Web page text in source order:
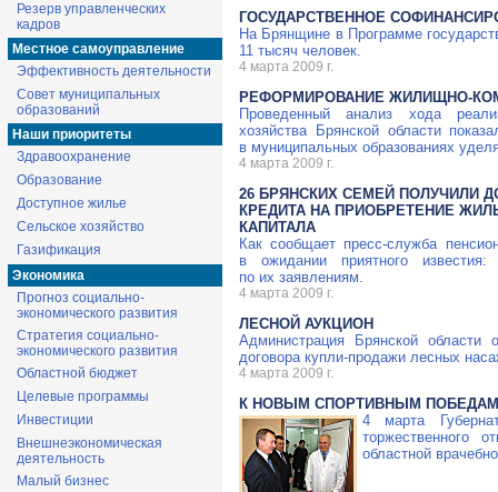
Резерв управленческих
кадров
Местное самоуправление
Эффективность деятельности
Совет муниципальных
образований
Наши приоритеты
Здравоохранение
Образование
Доступное жилье
Сельское хозяйство
Газификация
Экономика
Прогноз социально-
экономического развития
Стратегия социально-
экономического развития
Областной бюджет
Целевые программы
Инвестиции
Внешнеэкономическая
деятельность
Малый бизнес
ГОСУДАРСТВЕННОЕ
На Брянщине в Программе
11 тысяч человек.
4 марта 2009 г.
РЕФОРМИРОВАНИЕ ЖИЛИЩНО-
Проведенный анализ хода
хозяйства Брянской области
в муниципальных образованиях
4 марта 2009 г.
26 БРЯНСКИХ СЕМЕЙ ПОЛУЧИЛИ
КРЕДИТА НА ПРИОБРЕТЕНИЕ
КАПИТАЛА
Как сообщает пресс-служба
в ожидании приятного
по их заявлениям.
4 марта 2009 г.
ЛЕСНОЙ АУКЦИОН
Администрация Брянской
договора купли-продажи лесных
4 марта 2009 г.
К НОВЫМ СПОРТИВНЫМ ПОБЕДАМ
4 марта
торжественного
областной